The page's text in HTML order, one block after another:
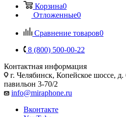
Корзина0
Отложенные0
Сравнение товаров0
8 (800) 500-00-22
Контактная информация
г. Челябинск, Копейское шоссе,
павильон 3-70/2
info@miraphone.ru
Вконтакте